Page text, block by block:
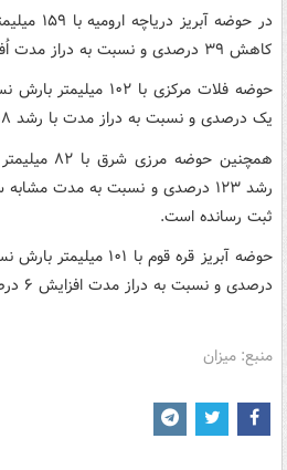
در حوضه
کاهش ۳۹ درصدی و نسبت به دراز مدت اُفت یک درصدی داشته است.
حوضه فلات مرکزی با
یک درصدی و نسبت به دراز مدت با رشد ۱۸ درصدی روبرو بوده است.
همچنین حوضه
ثبت رسانده است.
درصدی و نسبت به دراز مدت افزایش ۶ درصدی داشته است.
منبع: میزان